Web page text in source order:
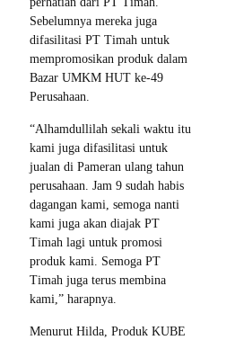
Sebelumnya mereka juga
difasilitasi PT Timah untuk
mempromosikan produk dalam
Bazar UMKM HUT ke-49
Perusahaan.
“Alhamdullilah sekali waktu itu
kami juga difasilitasi untuk
jualan di Pameran ulang tahun
perusahaan. Jam 9 sudah habis
dagangan kami, semoga nanti
kami juga akan diajak PT
Timah lagi untuk promosi
produk kami. Semoga PT
Timah juga terus membina
kami,” harapnya.
Menurut Hilda, Produk KUBE